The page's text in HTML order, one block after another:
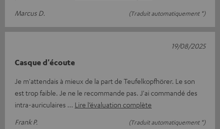
Marcus D.
(Traduit automatiquement *)
Casque d'écoute
Je m'attendais à mieux de la part de Teufelkopfhörer. Le son
est trop faible. Je ne le recommande pas. J'ai commandé des
intra-auriculaires
Lire l’évaluation complète
Frank P.
(Traduit automatiquement *)
19/08/2025